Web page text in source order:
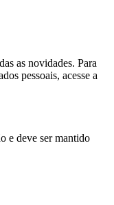
as novidades. Para
pessoais, acesse a
e deve ser mantido